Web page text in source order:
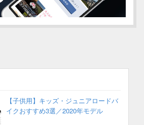
【子供用】キッズ・ジュニアロードバ
イクおすすめ3選／2020年モデル